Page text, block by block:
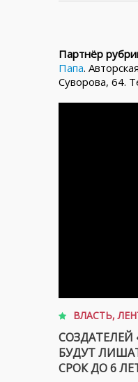
Партнёр
Папа.
Суворова, 64.
ВЛАСТЬ,
СОЗДАТЕЛЕЙ
БУДУТ
СРОК ДО 6